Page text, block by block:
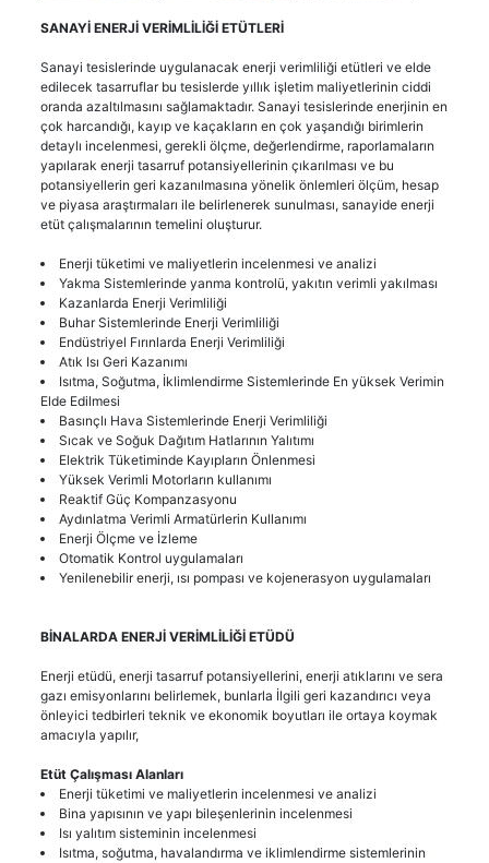
SANAYİ ENERJİ VERİMLİLİĞİ ETÜTLERİ
Sanayi tesislerinde uygulanacak enerji verimliliği etütleri ve elde
edilecek tasarruflar bu tesislerde yıllık işletim maliyetlerinin ciddi
oranda azaltılmasını sağlamaktadır. Sanayi tesislerinde enerjinin en
çok harcandığı, kayıp ve kaçakların en çok yaşandığı birimlerin
detaylı incelenmesi, gerekli ölçme, değerlendirme, raporlamaların
yapılarak enerji tasarruf potansiyellerinin çıkarılması ve bu
potansiyellerin geri kazanılmasına yönelik önlemleri ölçüm, hesap
ve piyasa araştırmaları ile belirlenerek sunulması, sanayide enerji
etüt çalışmalarının temelini oluşturur.
Enerji tüketimi ve maliyetlerin incelenmesi ve analizi
Yakma Sistemlerinde yanma kontrolü, yakıtın verimli yakılması
Kazanlarda Enerji Verimliliği
Buhar Sistemlerinde Enerji Verimliliği
Endüstriyel Fırınlarda Enerji Verimliliği
Atık Isı Geri Kazanımı
Isıtma, Soğutma, İklimlendirme Sistemlerinde En yüksek Verimin
Elde Edilmesi
Basınçlı Hava Sistemlerinde Enerji Verimliliği
Sıcak ve Soğuk Dağıtım Hatlarının Yalıtımı
Elektrik Tüketiminde Kayıpların Önlenmesi
Yüksek Verimli Motorların kullanımı
Reaktif Güç Kompanzasyonu
Aydınlatma Verimli Armatürlerin Kullanımı
Enerji Ölçme ve İzleme
Otomatik Kontrol uygulamaları
Yenilenebilir enerji, ısı pompası ve kojenerasyon uygulamaları
BİNALARDA ENERJİ VERİMLİLİĞİ ETÜDÜ
Enerji etüdü, enerji tasarruf potansiyellerini, enerji atıklarını ve sera
gazı emisyonlarını belirlemek, bunlarla İlgili geri kazandırıcı veya
önleyici tedbirleri teknik ve ekonomik boyutları ile ortaya koymak
amacıyla yapılır,
Etüt Çalışması Alanları
Enerji tüketimi ve maliyetlerin incelenmesi ve analizi
Bina yapısının ve yapı bileşenlerinin incelenmesi
Isı yalıtım sisteminin incelenmesi
Isıtma, soğutma, havalandırma ve iklimlendirme sistemlerinin